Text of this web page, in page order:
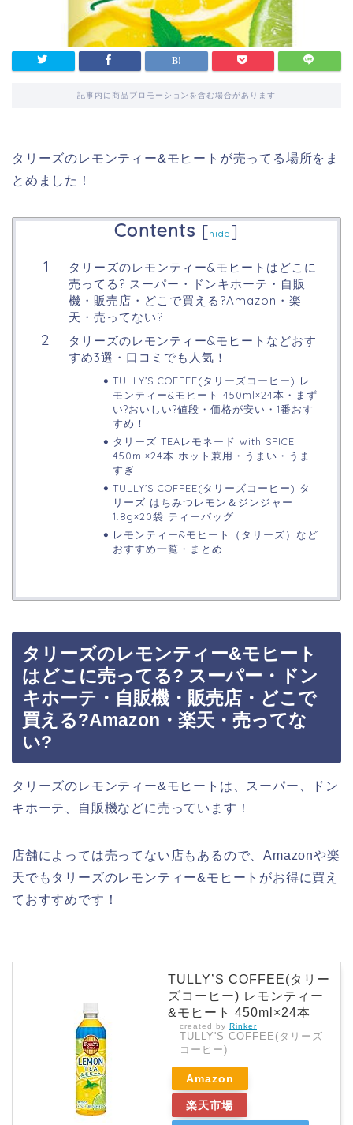
記事内に商品プロモーションを含む場合があります
タリーズのレモンティー&モヒートが売ってる場所をま
とめました！
Contents [hide ]
タリーズのレモンティー&モヒートはどこに
売ってる? スーパー・ドンキホーテ・自販
機・販売店・どこで買える?Amazon・楽
天・売ってない?
タリーズのレモンティー&モヒートなどおす
すめ3選・口コミでも人気！
TULLY’S COFFEE(タリーズコーヒー) レ
モンティー&モヒート 450ml×24本・まず
い?おいしい?値段・価格が安い・1番おす
すめ！
タリーズ TEAレモネード with SPICE
450ml×24本 ホット兼用・うまい・うま
すぎ
TULLY’S COFFEE(タリーズコーヒー) タ
リーズ はちみつレモン＆ジンジャー
1.8g×20袋 ティーバッグ
レモンティー&モヒート（タリーズ）など
おすすめ一覧・まとめ
タリーズのレモンティー&モヒート
はどこに売ってる? スーパー・ドン
キホーテ・自販機・販売店・どこで
買える?Amazon・楽天・売ってな
い?
タリーズのレモンティー&モヒートは、スーパー、ドン
キホーテ、自販機などに売っています！
店舗によっては売ってない店もあるので、Amazonや楽
天でもタリーズのレモンティー&モヒートがお得に買え
ておすすめです！
TULLY’S COFFEE(タリー
ズコーヒー) レモンティー
&モヒート 450ml×24本
created by Rinker
TULLY'S COFFEE(タリーズ
コーヒー)
Amazon
楽天市場